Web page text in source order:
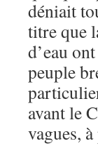
déniait
titre que
d’eau
peuple
avant le
vagues,